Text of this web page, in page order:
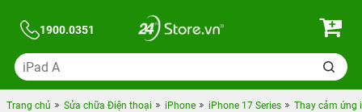
1900.0351
Trang chủ Sửa chữa Điện thoại iPhone iPhone 17 Series Thay cảm ứng